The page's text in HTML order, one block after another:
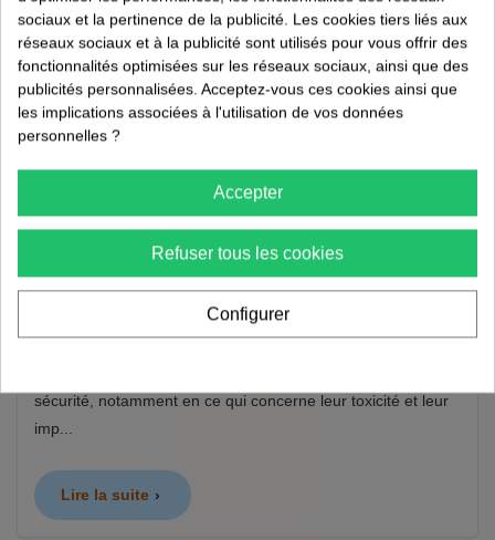
NOUVEAU
Sécurité du borax et de l'acide borique :
toxicité, précautions et alternatives
30/07/2026
5 min de lecture
Introduction Le borax et l'acide borique sont couramment
utilisés dans la lutte contre les nuisibles, notamment pour
sécurité, notamment en ce qui concerne leur toxicité et leur
imp...
Lire la suite
sociaux et la pertinence de la publicité. Les cookies tiers liés aux
réseaux sociaux et à la publicité sont utilisés pour vous offrir des
fonctionnalités optimisées sur les réseaux sociaux, ainsi que des
publicités personnalisées. Acceptez-vous ces cookies ainsi que
les implications associées à l'utilisation de vos données
personnelles ?
Accepter
Refuser tous les cookies
Configurer